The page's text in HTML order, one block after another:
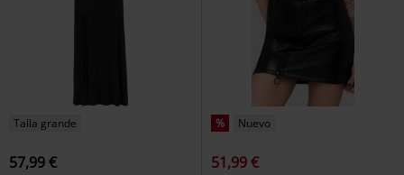
Talla grande
57,99 €
% Nuevo
51,99 €